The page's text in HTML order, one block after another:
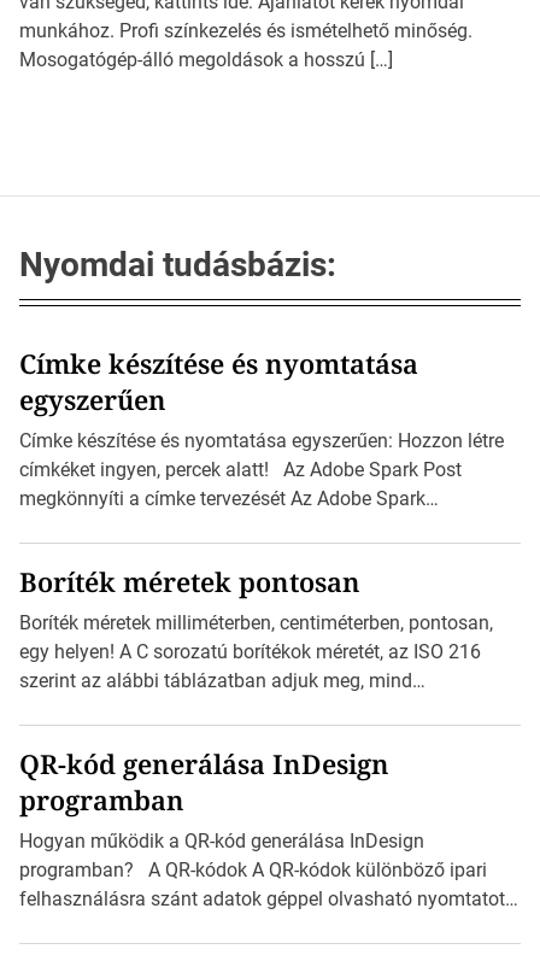
munkához. Profi színkezelés és ismételhető minőség.
Mosogatógép-álló megoldások a hosszú […]
Nyomdai tudásbázis:
Címke készítése és nyomtatása
egyszerűen
Címke készítése és nyomtatása egyszerűen: Hozzon létre
címkéket ingyen, percek alatt! Az Adobe Spark Post
megkönnyíti a címke tervezését Az Adobe Spark
igazán foroghatnak a kreatív fogaskerekek, miközben
zajlik a saját címke készítése. Hogyan készítsünk címkét?
Válasszon méretet és alakot: Válassza ki a kívánt címke
méretét. Akár néhány személyes […]
Boríték méretek pontosan
Boríték méretek milliméterben, centiméterben, pontosan,
egy helyen! A C sorozatú borítékok méretét, az ISO 216
szerint az alábbi táblázatban adjuk meg, mind
az A4-es papírlaphoz viszonyítva. Az amerikai és észak-
amerikai boríték méretére az ISO 216 nem vonatkozik.
Boríték méretének táblázata C0-tól C10-ig […]
QR-kód generálása InDesign
programban
Hogyan működik a QR-kód generálása InDesign
programban? A QR-kódok A QR-kódok különböző ipari
felhasználásra szánt adatok géppel olvasható nyomtatott